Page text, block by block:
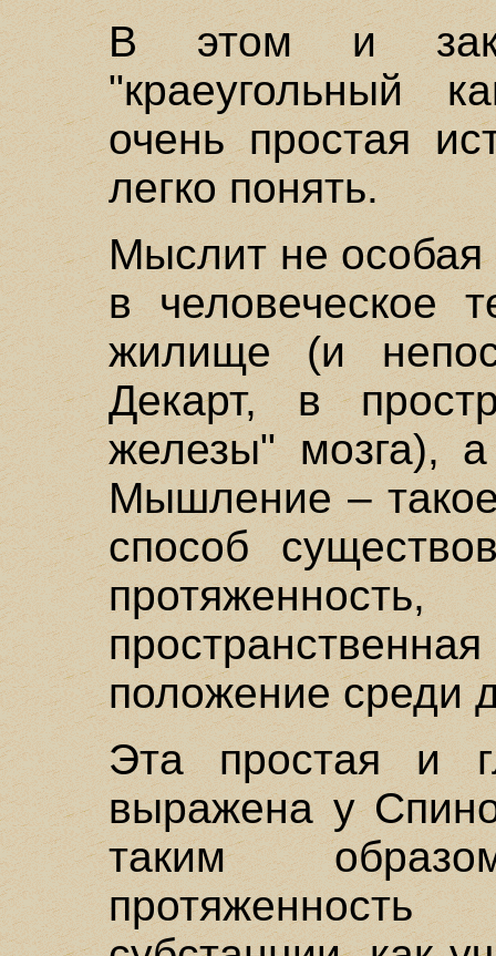
В этом и
"краеугольный
очень простая
легко понять.
Мыслит не
в человеческое
жилище (и
Декарт, в
железы" мозга),
Мышление –
способ
положение среди
Эта простая и
выражена у
таким